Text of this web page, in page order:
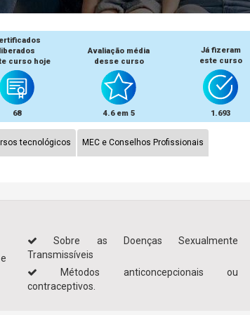
liberados
curso hoje
68
Avaliação média
desse curso
4.6 em 5
Já fizeram
este curso
1.693
tecnológicos MEC e Conselhos Profissionais
Sobre as Doenças Sexualmente
Transmissíveis
Métodos anticoncepcionais ou
contraceptivos.